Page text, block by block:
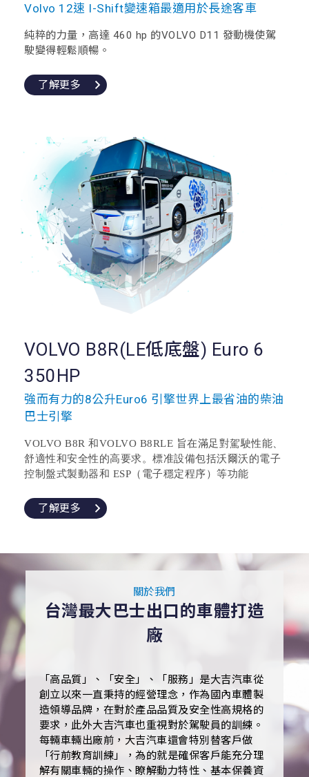
Volvo 12速 I-Shift變速箱最適用於長途客車
純粹的力量，高達 460 hp 的VOLVO D11 發動機使駕
駛變得輕鬆順暢。
了解更多
VOLVO B8R(LE低底盤) Euro 6
350HP
強而有力的8公升Euro6 引擎世界上最省油的柴油
巴士引擎
VOLVO B8R 和VOLVO B8RLE 旨在滿足對駕駛性能、
舒適性和安全性的高要求。標准設備包括沃爾沃的電子
控制盤式製動器和 ESP（電子穩定程序）等功能
了解更多
關於我們
台灣最大巴士出口的車體打造
廠
「高品質」、「安全」、「服務」是大吉汽車從
創立以來一直秉持的經營理念，作為國內車體製
造領導品牌，在對於產品品質及安全性高規格的
要求，此外大吉汽車也重視對於駕駛員的訓練。
每輛車輛出廠前，大吉汽車還會特別替客戶做
「行前教育訓練」，為的就是確保客戶能充分理
解有關車輛的操作、瞭解動力特性、基本保養資